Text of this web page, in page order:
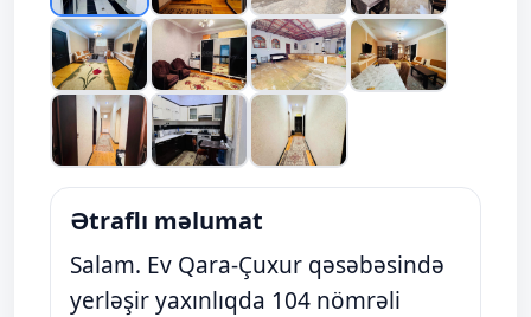
Ətraflı məlumat
Salam. Ev Qara-Çuxur qəsəbəsində
yerləşir yaxınlıqda 104 nömrəli